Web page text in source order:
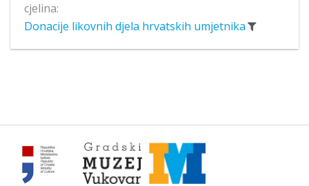
cjelina:
Donacije likovnih djela hrvatskih umjetnika